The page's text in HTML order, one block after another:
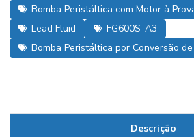
Bomba Peristáltica com Motor à
Lead Fluid
FG600S-A3
Bomba Peristáltica por Conversão
Descrição